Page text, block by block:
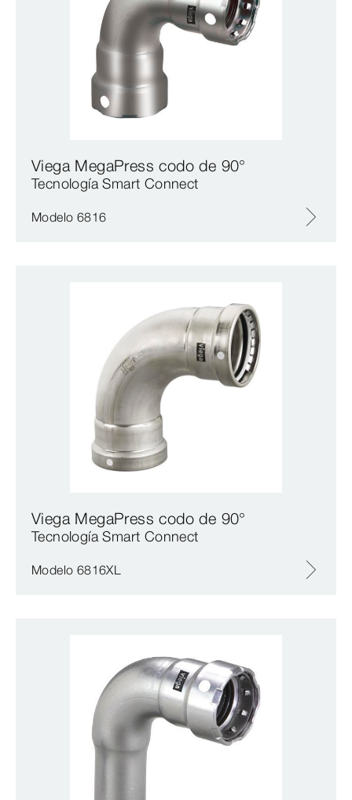
Viega MegaPress codo de 90°
Tecnología Smart Connect
Modelo 6816
Viega MegaPress codo de 90°
Tecnología Smart Connect
Modelo 6816XL